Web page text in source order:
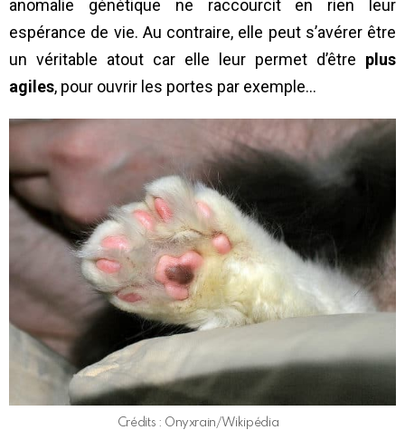
anomalie génétique ne raccourcit en rien leur
espérance de vie. Au contraire, elle peut s’avérer être
un véritable atout car elle leur permet d’être plus
agiles, pour ouvrir les portes par exemple…
Crédits : Onyxrain/Wikipédia